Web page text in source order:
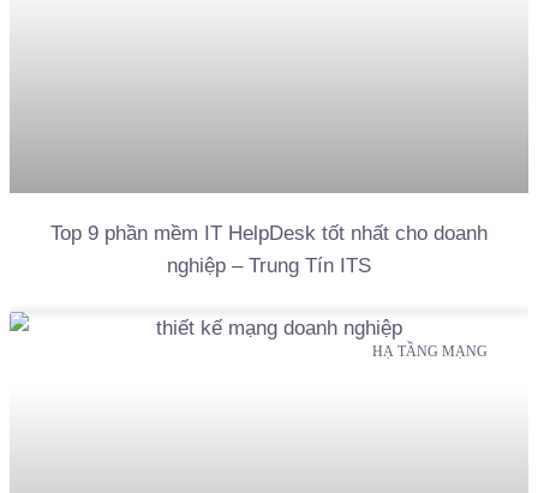
Top 9 phần mềm IT HelpDesk tốt nhất cho doanh
nghiệp – Trung Tín ITS
HẠ TẦNG MẠNG